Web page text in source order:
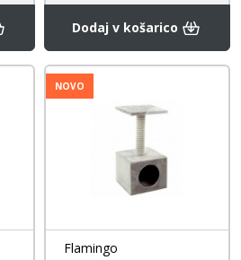
Dodaj v košarico
NOVO
Flamingo